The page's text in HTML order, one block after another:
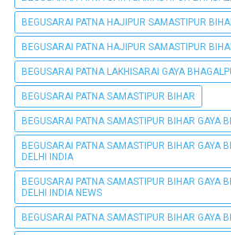
BEGUSARAI PATNA HAJIPUR SAMASTIPUR
BEGUSARAI PATNA HAJIPUR SAMASTIPUR
BEGUSARAI PATNA LAKHISARAI GAYA
BEGUSARAI PATNA SAMASTIPUR BIHAR
BEGUSARAI PATNA SAMASTIPUR BIHAR GAYA
BEGUSARAI PATNA SAMASTIPUR BIHAR GAYA
DELHI INDIA
BEGUSARAI PATNA SAMASTIPUR BIHAR GAYA
DELHI INDIA NEWS
BEGUSARAI PATNA SAMASTIPUR BIHAR GAYA